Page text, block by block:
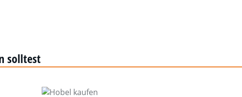
solltest